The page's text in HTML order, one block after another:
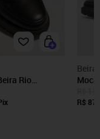
Rio
Beira
R$